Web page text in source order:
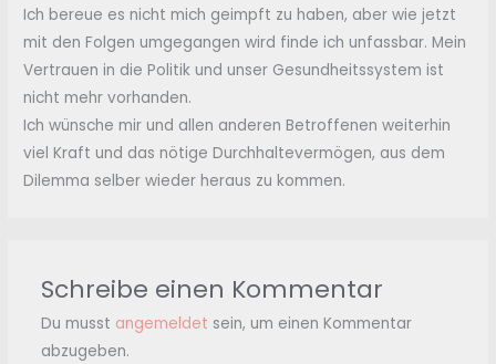
Ich bereue es nicht mich geimpft zu haben, aber wie jetzt
mit den Folgen umgegangen wird finde ich unfassbar. Mein
Vertrauen in die Politik und unser Gesundheitssystem ist
nicht mehr vorhanden.
Ich wünsche mir und allen anderen Betroffenen weiterhin
viel Kraft und das nötige Durchhaltevermögen, aus dem
Dilemma selber wieder heraus zu kommen.
Schreibe einen Kommentar
Du musst angemeldet sein, um einen Kommentar
abzugeben.